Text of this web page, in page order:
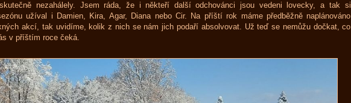
nezahálely. Jsem ráda, že i někteří další odchovánci jsou vedeni lovecky, a tak si
užíval i Damien, Kira, Agar, Diana nebo Cir. Na příští rok máme předběžně naplánováno
akcí, tak uvidíme, kolik z nich se nám jich podaří absolvovat. Už teď se nemůžu dočkat, co
v příštím roce čeká.